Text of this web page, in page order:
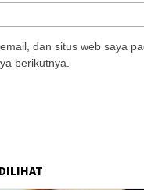
dan situs web saya
berikutnya.